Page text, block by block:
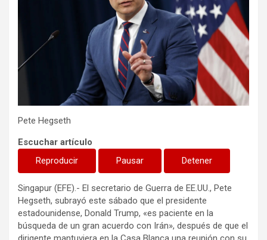
Pete Hegseth
Escuchar artículo
Reproducir
Pausar Detener
Singapur (EFE).- El secretario de Guerra de EE.UU., Pete
Hegseth, subrayó este sábado que el presidente
estadounidense, Donald Trump, «es paciente en la
búsqueda de un gran acuerdo con Irán», después de que el